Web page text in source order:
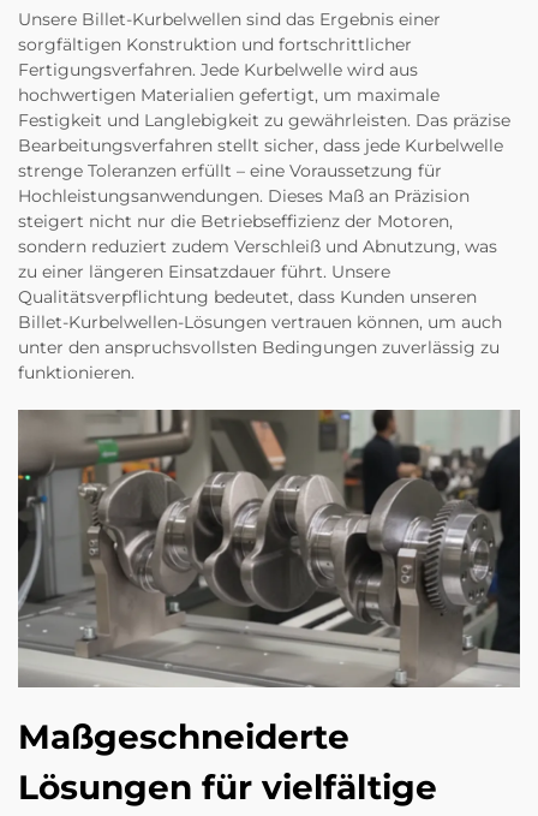
Unsere Billet-Kurbelwellen sind das Ergebnis einer
sorgfältigen Konstruktion und fortschrittlicher
Fertigungsverfahren. Jede Kurbelwelle wird aus
hochwertigen Materialien gefertigt, um maximale
Festigkeit und Langlebigkeit zu gewährleisten. Das präzise
Bearbeitungsverfahren stellt sicher, dass jede Kurbelwelle
strenge Toleranzen erfüllt – eine Voraussetzung für
Hochleistungsanwendungen. Dieses Maß an Präzision
steigert nicht nur die Betriebseffizienz der Motoren,
sondern reduziert zudem Verschleiß und Abnutzung, was
zu einer längeren Einsatzdauer führt. Unsere
Qualitätsverpflichtung bedeutet, dass Kunden unseren
Billet-Kurbelwellen-Lösungen vertrauen können, um auch
unter den anspruchsvollsten Bedingungen zuverlässig zu
funktionieren.
Maßgeschneiderte
Lösungen für vielfältige